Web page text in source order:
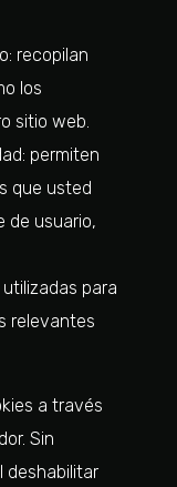
recopilan
los
sitio web.
permiten
que usted
de usuario,
para
relevantes
a través
Sin
deshabilitar